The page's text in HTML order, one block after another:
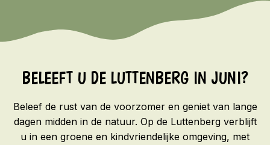
BELEEFT U DE LUTTENBERG IN JUNI?
Beleef de rust van de voorzomer en geniet van lange
dagen midden in de natuur. Op de Luttenberg verblijft
u in een groene en kindvriendelijke omgeving, met